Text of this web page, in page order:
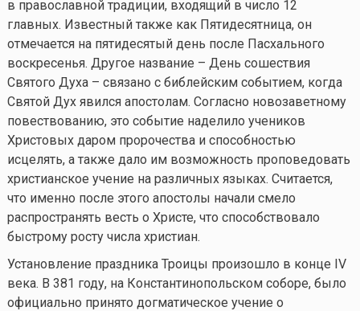
в православной традиции, входящий в число 12
главных. Известный также как Пятидесятница, он
отмечается на пятидесятый день после Пасхального
воскресенья. Другое название – День сошествия
Святого Духа – связано с библейским событием, когда
Святой Дух явился апостолам. Согласно новозаветному
повествованию, это событие наделило учеников
Христовых даром пророчества и способностью
исцелять, а также дало им возможность проповедовать
христианское учение на различных языках. Считается,
что именно после этого апостолы начали смело
распространять весть о Христе, что способствовало
быстрому росту числа христиан.
Установление праздника Троицы произошло в конце IV
века. В 381 году, на Константинопольском соборе, было
официально принято догматическое учение о